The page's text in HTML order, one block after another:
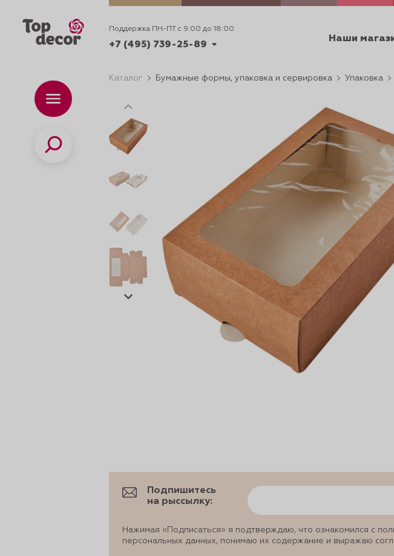
Поддержка ПН-ПТ с 9:00 до 18:00
+7 (495) 739-25-89
ПН-ПТ с 9:00 до 18:00
Наши
ДЕКОРИРОВАНИЯ УРОКИ
Каталог
Поиск
Каталог Бумажные формы, упаковка и сервировка Упаковка
Подпишитесь
на рыссылку:
Нажимая «Подписаться» я подтверждаю, что ознакомился с
персональных данных, понимаю их содержание и выражаю